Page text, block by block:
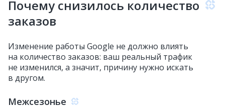
Почему снизилось количество
заказов
Изменение работы Google не должно влиять
на количество заказов: ваш реальный трафик
не изменился, а значит, причину нужно искать
в другом.
Межсезонье